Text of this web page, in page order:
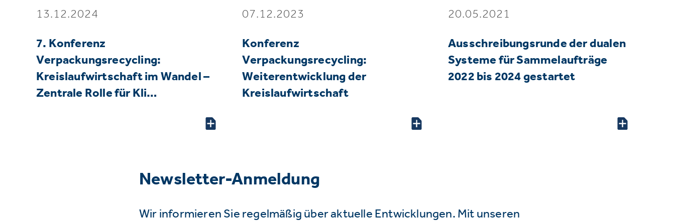
13.12.2024
7. Konferenz
Verpackungsrecycling:
Kreislaufwirtschaft im Wandel –
Zentrale Rolle für Kli…
07.12.2023
Konferenz
Verpackungsrecycling:
Weiterentwicklung der
Kreislaufwirtschaft
20.05.2021
Ausschreibungsrunde der dualen
Systeme für Sammelaufträge
2022 bis 2024 gestartet
Newsletter-Anmeldung
Wir informieren Sie regelmäßig über aktuelle Entwicklungen. Mit unseren